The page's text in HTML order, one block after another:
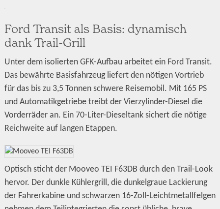
Ford Transit als Basis: dynamisch
dank Trail-Grill
Unter dem isolierten GFK-Aufbau arbeitet ein Ford Transit.
Das bewährte Basisfahrzeug liefert den nötigen Vortrieb
für das bis zu 3,5 Tonnen schwere Reisemobil. Mit 165 PS
und Automatikgetriebe treibt der Vierzylinder-Diesel die
Vorderräder an. Ein 70-Liter-Dieseltank sichert die nötige
Reichweite auf langen Etappen.
Optisch sticht der Mooveo TEI F63DB durch den Trail-Look
hervor. Der dunkle Kühlergrill, die dunkelgraue Lackierung
der Fahrerkabine und schwarzen 16-Zoll-Leichtmetallfelgen